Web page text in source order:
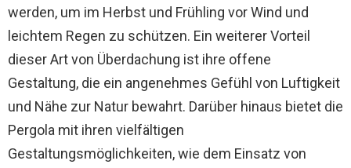
werden, um im Herbst und Frühling vor Wind und
leichtem Regen zu schützen. Ein weiterer Vorteil
dieser Art von Überdachung ist ihre offene
Gestaltung, die ein angenehmes Gefühl von Luftigkeit
und Nähe zur Natur bewahrt. Darüber hinaus bietet die
Pergola mit ihren vielfältigen
Gestaltungsmöglichkeiten, wie dem Einsatz von